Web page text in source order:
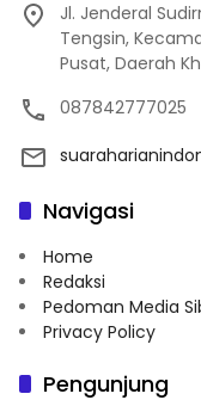
Jl. Jenderal
Tengsin,
Pusat, Daerah
087842777025
Navigasi
Home
Redaksi
Pedoman Media
Privacy Policy
Pengunjung